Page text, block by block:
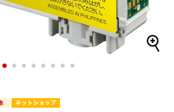
1 2 3 4 5 6 7 8